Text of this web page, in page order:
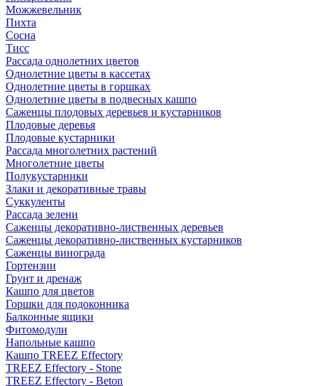
Можжевельник
Пихта
Сосна
Тисc
Рассада однолетних цветов
Однолетние цветы в кассетах
Однолетние цветы в горшках
Однолетние цветы в подвесных кашпо
Саженцы плодовых деревьев и кустарников
Плодовые деревья
Плодовые кустарники
Рассада многолетних растений
Многолетние цветы
Полукустарники
Злаки и декоративные травы
Суккуленты
Рассада зелени
Саженцы декоративно-лиственных деревьев
Саженцы декоративно-лиственных кустарников
Саженцы винограда
Гортензии
Грунт и дренаж
Кашпо для цветов
Горшки для подоконника
Балконные ящики
Фитомодули
Напольные кашпо
Кашпо TREEZ Effectory
TREEZ Effectory - Stone
TREEZ Effectory - Beton